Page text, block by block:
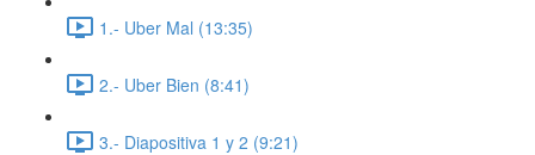
1.- Uber Mal (13:35)
2.- Uber Bien (8:41)
3.- Diapositiva 1 y 2 (9:21)